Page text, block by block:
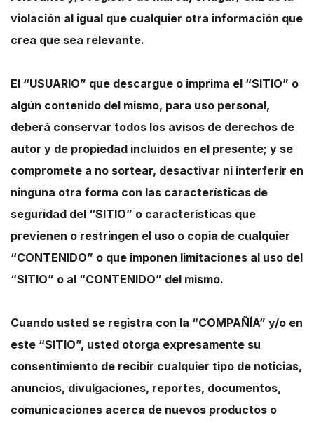
violación al igual que cualquier otra información que
crea que sea relevante.
El “USUARIO” que descargue o imprima el “SITIO” o
algún contenido del mismo, para uso personal,
deberá conservar todos los avisos de derechos de
autor y de propiedad incluidos en el presente; y se
compromete a no sortear, desactivar ni interferir en
ninguna otra forma con las características de
seguridad del “SITIO” o características que
previenen o restringen el uso o copia de cualquier
“CONTENIDO” o que imponen limitaciones al uso del
“SITIO” o al “CONTENIDO” del mismo.
Cuando usted se registra con la “COMPAÑÍA” y/o en
este “SITIO”, usted otorga expresamente su
consentimiento de recibir cualquier tipo de noticias,
anuncios, divulgaciones, reportes, documentos,
comunicaciones acerca de nuevos productos o